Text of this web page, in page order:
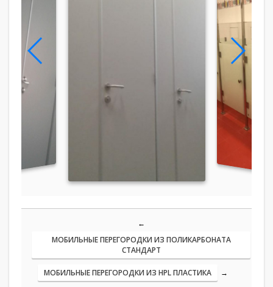
←
МОБИЛЬНЫЕ ПЕРЕГОРОДКИ ИЗ ПОЛИКАРБОНАТА
СТАНДАРТ
МОБИЛЬНЫЕ ПЕРЕГОРОДКИ ИЗ HPL ПЛАСТИКА →